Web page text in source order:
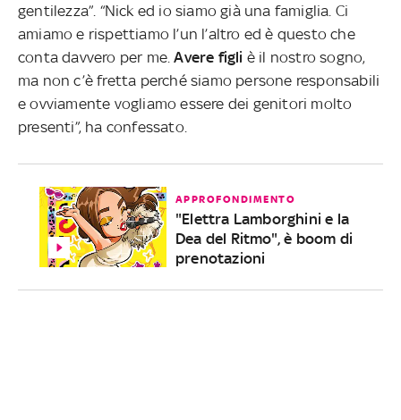
gentilezza”. “Nick ed io siamo già una famiglia. Ci
amiamo e rispettiamo l’un l’altro ed è questo che
conta davvero per me.Avere figli è il nostro sogno,
ma non c’è fretta perché siamo persone responsabili
e ovviamente vogliamo essere dei genitori molto
presenti”, ha confessato.
APPROFONDIMENTO
"Elettra Lamborghini e la
Dea del Ritmo", è boom di
prenotazioni